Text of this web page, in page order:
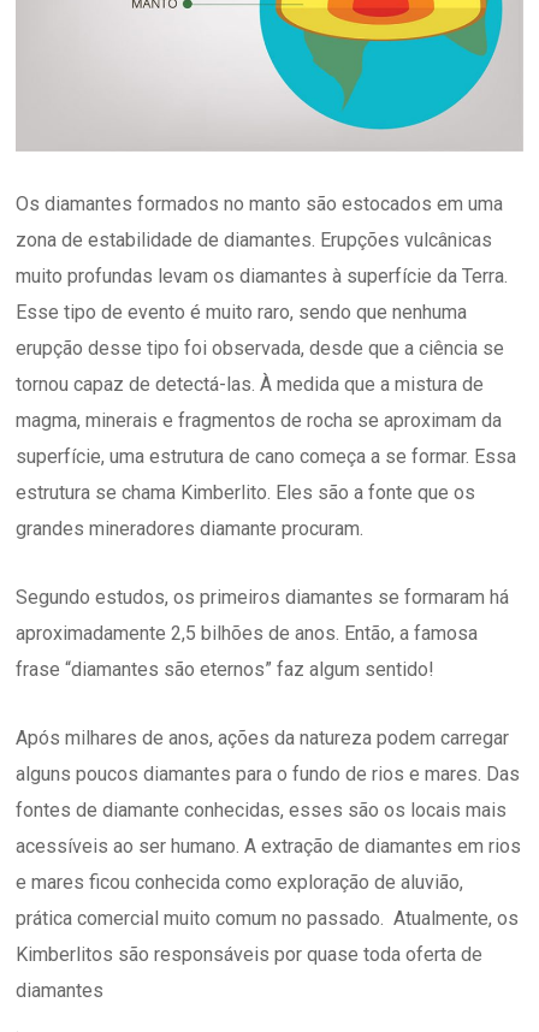
Os diamantes formados no manto são estocados em uma
zona de estabilidade de diamantes. Erupções vulcânicas
muito profundas levam os diamantes à superfície da Terra.
Esse tipo de evento é muito raro, sendo que nenhuma
erupção desse tipo foi observada, desde que a ciência se
tornou capaz de detectá-las. À medida que a mistura de
magma, minerais e fragmentos de rocha se aproximam da
superfície, uma estrutura de cano começa a se formar. Essa
estrutura se chama Kimberlito. Eles são a fonte que os
grandes mineradores diamante procuram.
Segundo estudos, os primeiros diamantes se formaram há
aproximadamente 2,5 bilhões de anos. Então, a famosa
frase “diamantes são eternos” faz algum sentido!
Após milhares de anos, ações da natureza podem carregar
alguns poucos diamantes para o fundo de rios e mares. Das
fontes de diamante conhecidas, esses são os locais mais
acessíveis ao ser humano. A extração de diamantes em rios
e mares ficou conhecida como exploração de aluvião,
prática comercial muito comum no passado. Atualmente, os
Kimberlitos são responsáveis por quase toda oferta de
diamantes